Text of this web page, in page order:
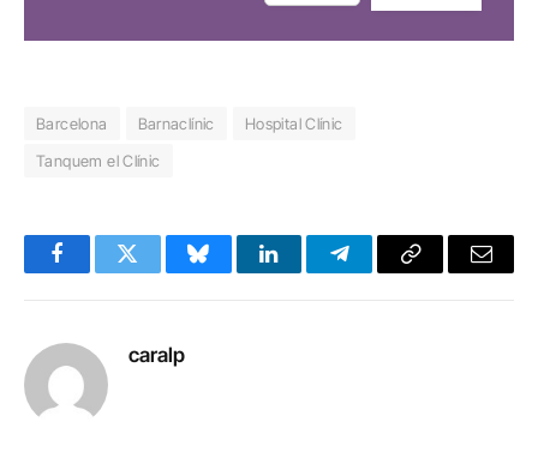
Barcelona Barnaclínic
Hospital Clínic
Tanquem el Clínic
FacebookTwitter BlueskyLinkedInTelegramCopy
Email
caralp